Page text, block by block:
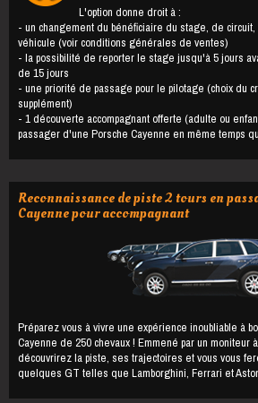
L'option donne droit à :
- un changement du bénéficiaire du stage, de
véhicule (voir conditions générales de ventes)
- la possibilité de reporter le stage jusqu'à 5 jours
de 15 jours
- une priorité de passage pour le pilotage (choix du
supplément)
- 1 découverte accompagnant offerte (adulte ou
passager d'une Porsche Cayenne en même temps
Reconnaissance de piste 2 tours en
Cayenne pour accompagnant
Préparez vous à vivre une expérience inoubliable à
Cayenne de 250 chevaux ! Emmené par un
découvrirez la piste, ses trajectoires et vous vous
quelques GT telles que Lamborghini, Ferrari et